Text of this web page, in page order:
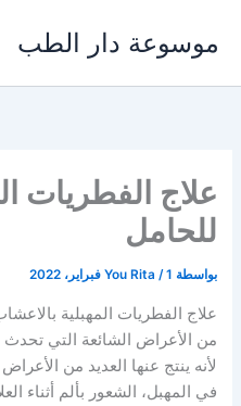
المحتوى
موسوعة دار الطب
علاج الفطريات
للحامل
بواسطة You Rita /1 فبراير، 2022
علاج الفطريات المهبلية
من الأعراض الشائعة التي تحدث
لأنه ينتج عنها العديد من
في المهبل، الشعور بألم أثناء